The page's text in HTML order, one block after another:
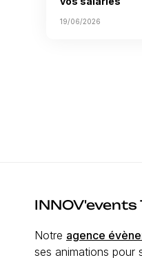
19/06/2026
INNOV'events
Notre agence
ses animations pour